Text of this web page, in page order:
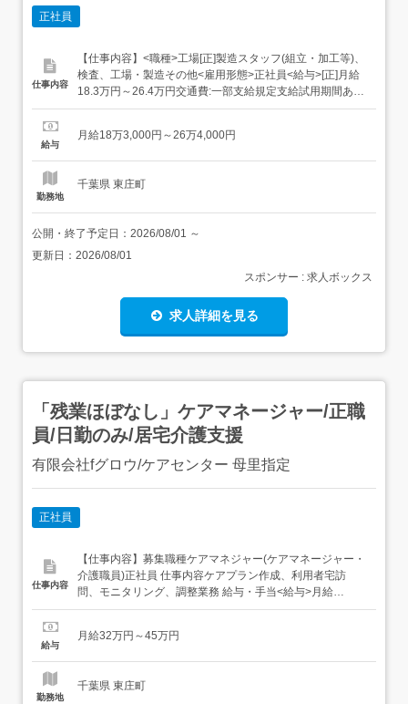
正社員
仕事内容
【仕事内容】<職種>工場[正]製造スタッフ(組立・加工等)、
検査、工場・製造その他<雇用形態>正社員<給与>[正]月給
18.3万円～26.4万円交通費:一部支給規定支給試用期間あ
り・期間:3ヶ月間・給与:同条件・雇用形態:同条件(正社員)
手当:3,000円固定残業代なしその他手当...
給与
月給18万3,000円～26万4,000円
勤務地
千葉県 東庄町
公開・終了予定日： 2026/08/01 ～
更新日： 2026/08/01
スポンサー : 求人ボックス
求人詳細を見る
「残業ほぼなし」ケアマネージャー/正職
員/日勤のみ/居宅介護支援
有限会社fグロウ/ケアセンター 母里指定
正社員
仕事内容
【仕事内容】募集職種ケアマネジャー(ケアマネージャー・
介護職員)正社員 仕事内容ケアプラン作成、利用者宅訪
問、モニタリング、調整業務 給与・手当<給与>月給
320,000〜450,000円<基本給>170,000円〜<手当>交通費
当:50,000〜90,000円特別手当:50,000円出勤手当:5,00...
給与
月給32万円～45万円
勤務地
千葉県 東庄町